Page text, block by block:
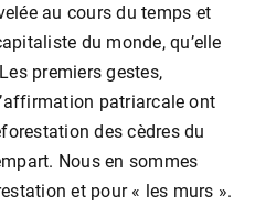
au cours du temps et
du monde, qu’elle
premiers gestes,
patriarcale ont
des cèdres du
Nous en sommes
et pour « les murs ».